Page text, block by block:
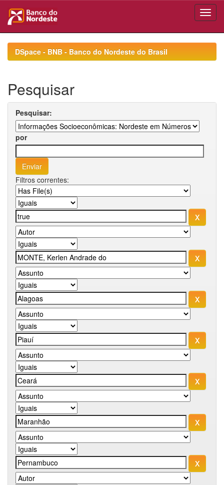
navigationDSpace - BNB - Banco do Nordeste do Brasil
Pesquisar
Pesquisar:
por
Filtros correntes: